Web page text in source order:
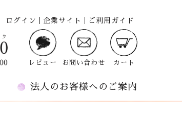
ログイン 企業サイト ご利用ガイド
レビュー お問い合わせ カート
法人のお客様へのご案内